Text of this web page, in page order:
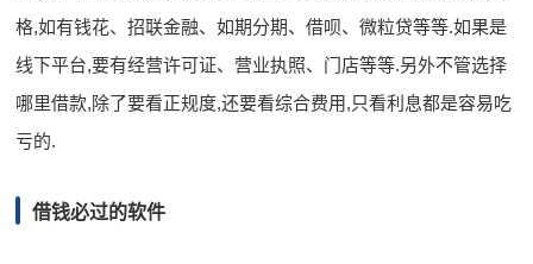
格,如有钱花、招联金融、如期分期、借呗、微粒贷等等.如果是
线下平台,要有经营许可证、营业执照、门店等等.另外不管选择
哪里借款,除了要看正规度,还要看综合费用,只看利息都是容易吃
亏的.
借钱必过的软件